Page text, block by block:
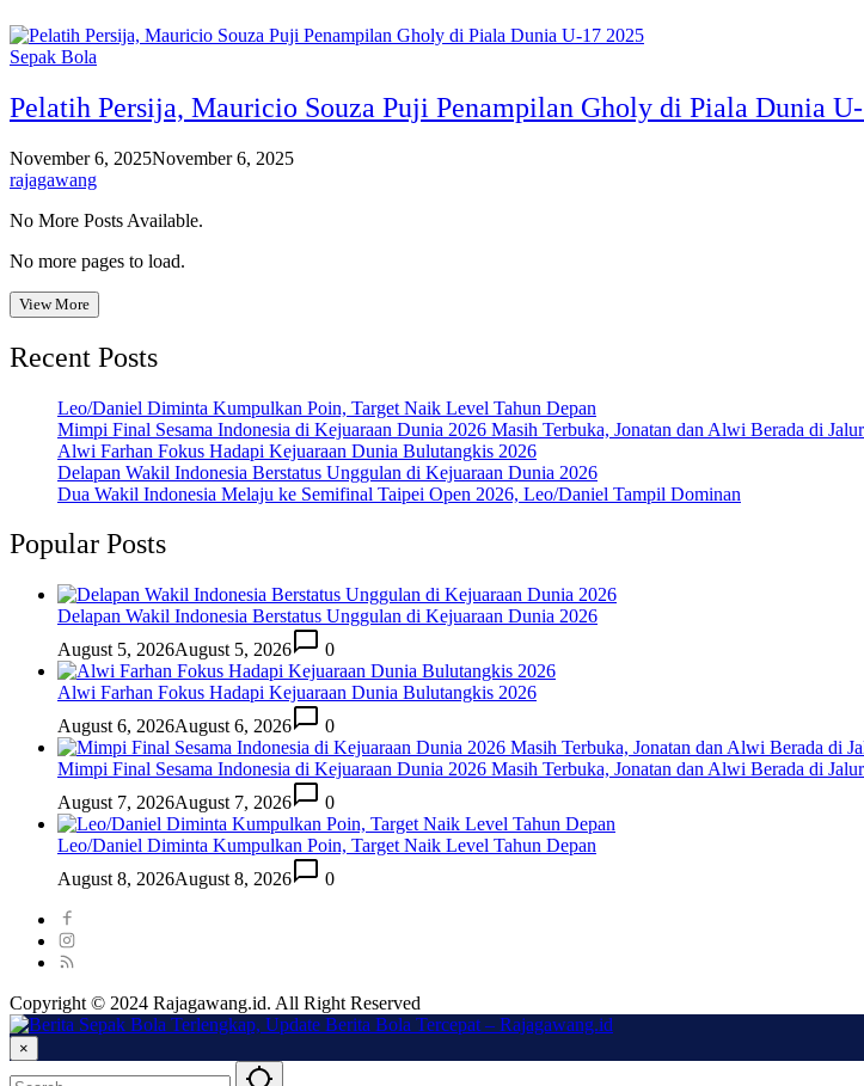
Sepak Bola
Pelatih Persija, Mauricio Souza Puji Penampilan Gholy di Piala Dunia
November 6, 2025November 6, 2025
rajagawang
No More Posts Available.
No more pages to load.
View More
Recent Posts
Leo/Daniel Diminta Kumpulkan Poin, Target Naik Level Tahun Depan
Mimpi Final Sesama Indonesia di Kejuaraan Dunia 2026 Masih Terbuka, Jonatan dan Alwi Berada di
Alwi Farhan Fokus Hadapi Kejuaraan Dunia Bulutangkis 2026
Delapan Wakil Indonesia Berstatus Unggulan di Kejuaraan Dunia 2026
Dua Wakil Indonesia Melaju ke Semifinal Taipei Open 2026, Leo/Daniel Tampil Dominan
Popular Posts
Delapan Wakil Indonesia Berstatus Unggulan di Kejuaraan Dunia 2026
August 5, 2026August 5, 2026 0
Alwi Farhan Fokus Hadapi Kejuaraan Dunia Bulutangkis 2026
August 6, 2026August 6, 2026 0
Mimpi Final Sesama Indonesia di Kejuaraan Dunia 2026 Masih Terbuka, Jonatan dan Alwi Berada di
August 7, 2026August 7, 2026 0
Leo/Daniel Diminta Kumpulkan Poin, Target Naik Level Tahun Depan
August 8, 2026August 8, 2026 0
Copyright © 2024 Rajagawang.id. All Right Reserved
×